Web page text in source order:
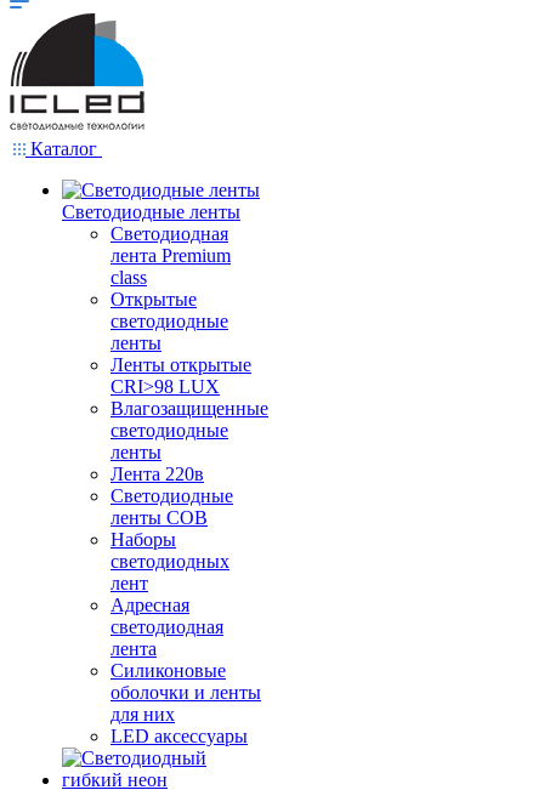
Каталог
Светодиодные ленты
Светодиодная
лента Premium
class
Открытые
светодиодные
ленты
Ленты открытые
CRI>98 LUX
Влагозащищенные
светодиодные
ленты
Лента 220в
Светодиодные
ленты COB
Наборы
светодиодных
лент
Адресная
светодиодная
лента
Силиконовые
оболочки и ленты
для них
LED аксессуары